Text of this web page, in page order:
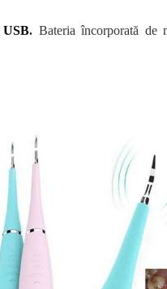
. Bateria încorporată de